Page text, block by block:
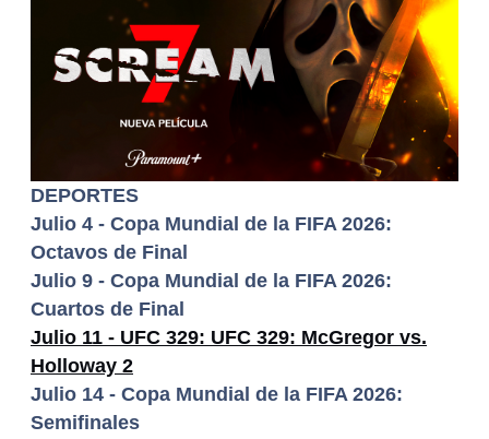
DEPORTES
Julio 4 - Copa Mundial de la FIFA 2026:
Octavos de Final
Julio 9 - Copa Mundial de la FIFA 2026:
Cuartos de Final
Julio 11 - UFC 329: UFC 329: McGregor vs.
Holloway 2
Julio 14 - Copa Mundial de la FIFA 2026:
Semifinales